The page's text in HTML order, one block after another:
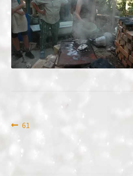
Formulaire de réservation
Mon compte
Panier
Navigation
de
l’article
Article
61